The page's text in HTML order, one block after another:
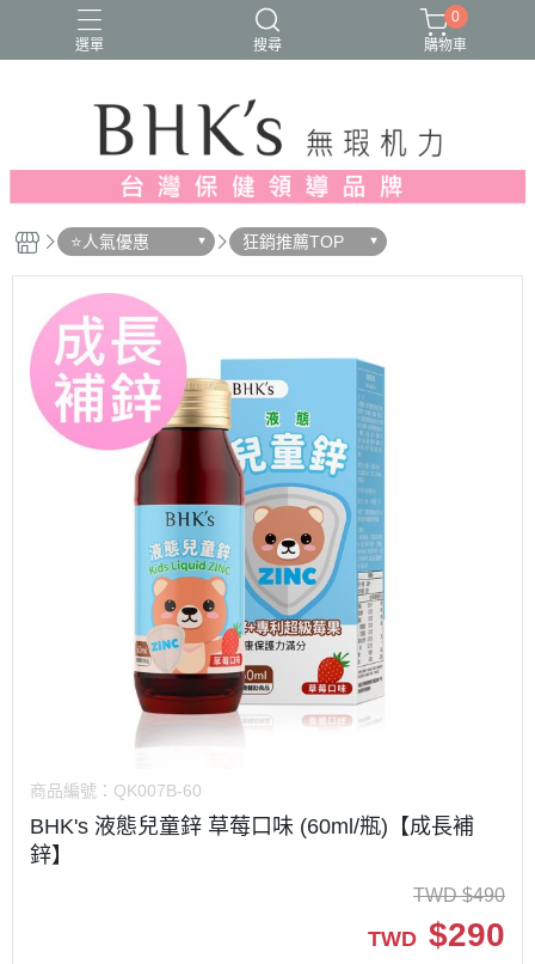
選單 搜尋
人氣推薦 多入優惠 日常維他命
漢方養生
蔓越莓/私密保養
0
購物車
⭐人氣優惠 狂銷推薦TOP
商品編號： QK007B-60
BHK's 液態兒童鋅 草莓口味 (60ml/瓶)【成長補
鋅】
TWD $490
TWD $290